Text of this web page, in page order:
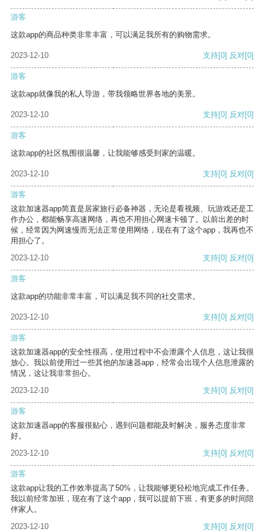
游客
这款app的商品种类非常丰富，可以满足我所有的购物需求。
2023-12-10 支持[0] 反对[0]
游客
这款app就像我的私人导游，带我领略世界各地的美景。
2023-12-10 支持[0] 反对[0]
游客
这款app的社区氛围很温馨，让我能够感受到家的温暖。
2023-12-10 支持[0] 反对[0]
游客
这款加速器app简直是居家旅行必备神器，无论是看视频、玩游戏还是工
作办公，都能畅享高速网络，再也不用担心网速卡顿了。以前出差的时
候，经常因为网速慢而无法正常使用网络，现在有了这个app，我再也不
用担心了。
2023-12-10
支持[0] 反对[0]
游客
这款app的功能非常丰富，可以满足我不同的社交需求。
2023-12-10 支持[0] 反对[0]
游客
这款加速器app的安全性很高，使用过程中不会泄露个人信息，这让我很
放心。我以前使用过一些其他的加速器app，经常会出现个人信息泄露的
情况，这让我非常担心。
2023-12-10
支持[0] 反对[0]
游客
这款加速器app的客服很贴心，遇到问题都能及时解决，服务态度非常
好。
2023-12-10
支持[0] 反对[0]
游客
这款app让我的工作效率提高了50%，让我能够更轻松地完成工作任务。
我以前经常加班，现在有了这个app，我可以提前下班，有更多的时间陪
伴家人。
2023-12-10
支持[0] 反对[0]